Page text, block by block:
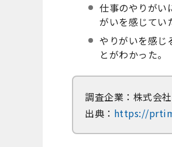
仕事のやりがい
がいを感じてい
やりがいを感じ
とがわかった。
調査企業：株式会
出典： https://